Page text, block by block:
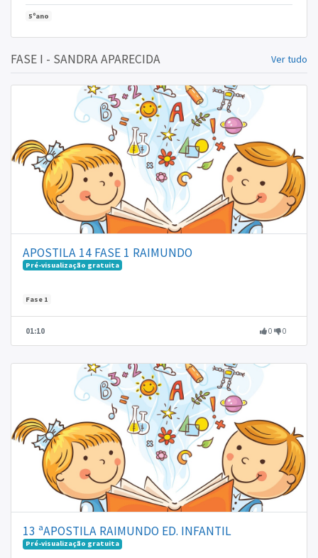
5ºano
FASE I - SANDRA APARECIDA Ver tudo
APOSTILA 14 FASE 1 RAIMUNDO
Pré-visualização gratuita
Fase 1
01:10 0 0
13 ªAPOSTILA RAIMUNDO ED. INFANTIL
Pré-visualização gratuita